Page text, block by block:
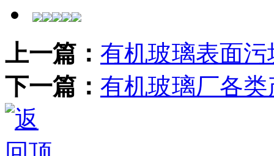
上一篇： 有机玻璃表面
下一篇： 有机玻璃厂各